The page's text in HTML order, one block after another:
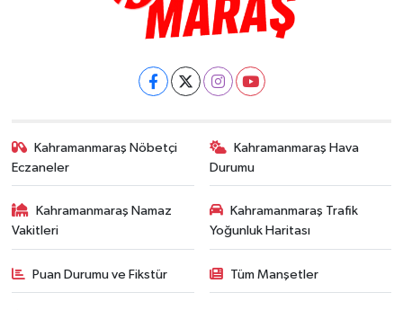
Kahramanmaraş Nöbetçi
Eczaneler
Kahramanmaraş Hava
Durumu
Kahramanmaraş Namaz
Vakitleri
Kahramanmaraş Trafik
Yoğunluk Haritası
Puan Durumu ve Fikstür Tüm Manşetler